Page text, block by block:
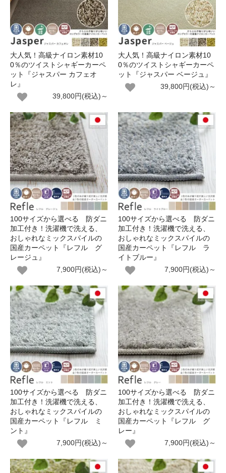
大人気！高級ナイロン素材10
0％のツイストシャギーカーペ
ット『ジャスパー カフェオ
レ』
39,800円(税込)～
大人気！高級ナイロン素材10
0％のツイストシャギーカーペ
ット『ジャスパー ベージュ』
39,800円(税込)～
100サイズから選べる 防ダニ
加工付き！洗濯機で洗える、
おしゃれなミックスパイルの
国産カーペット『レフル グ
レージュ』
7,900円(税込)～
100サイズから選べる 防ダニ
加工付き！洗濯機で洗える、
おしゃれなミックスパイルの
国産カーペット『レフル ラ
イトブルー』
7,900円(税込)～
100サイズから選べる 防ダニ
加工付き！洗濯機で洗える、
おしゃれなミックスパイルの
国産カーペット『レフル ミ
ント』
7,900円(税込)～
100サイズから選べる 防ダニ
加工付き！洗濯機で洗える、
おしゃれなミックスパイルの
国産カーペット『レフル グ
レー』
7,900円(税込)～